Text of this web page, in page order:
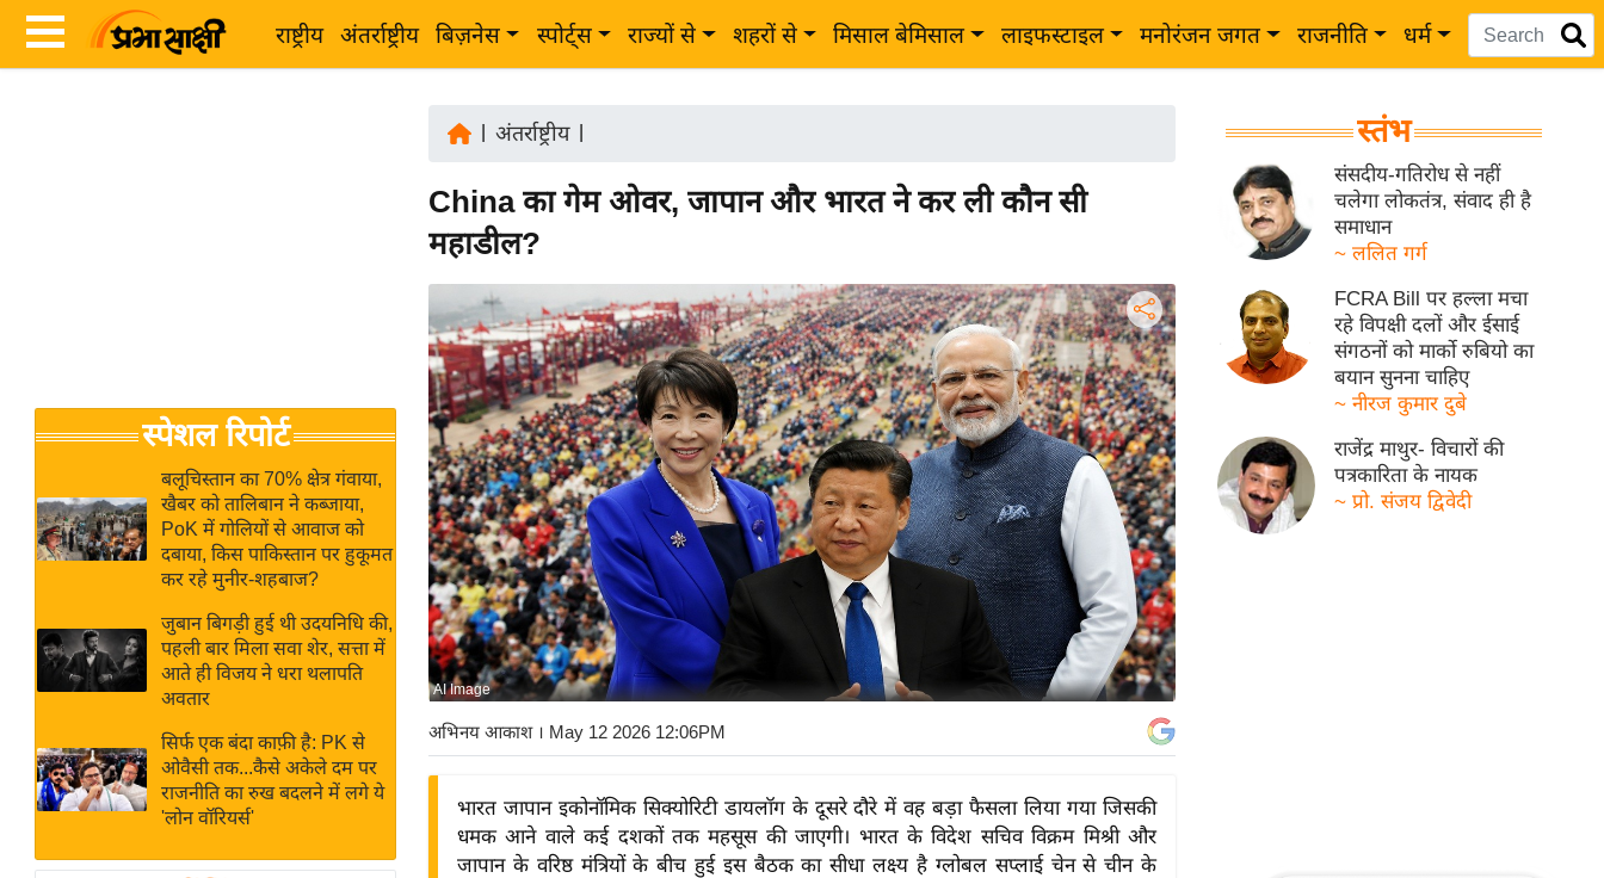
राष्ट्रीय अंतर्राष्ट्रीय बिज़नेस स्पोर्ट्स राज्यों से शहरों से मिसाल बेमिसाल लाइफस्टाइल मनोरंजन जगत राजनीति धर्म
Breaking
News in
Hindi
Hindi
Videos
जगत
राय
बजट
IPL
2026
ई-पेपर
मिसाल बेमिसाल
शख्सियत
यंग इंडिया
स्पेशल रिपोर्ट
बलूचिस्तान का 70% क्षेत्र गंवाया,
खैबर को तालिबान ने कब्जाया,
PoK में गोलियों से आवाज को
दबाया, किस पाकिस्तान पर हुकूमत
कर रहे मुनीर-शहबाज?
जुबान बिगड़ी हुई थी उदयनिधि की,
पहली बार मिला सवा शेर, सत्ता में
आते ही विजय ने धरा थलापति
अवतार
सिर्फ एक बंदा काफ़ी है: PK से
ओवैसी तक...कैसे अकेले दम पर
राजनीति का रुख बदलने में लगे ये
'लोन वॉरियर्स'
अंतर्राष्ट्रीय|
China का गेम ओवर, जापान और भारत ने कर ली कौन सी
महाडील?
AI Image
अभिनय आकाश। May 12 2026 12:06PM
भारत जापान इकोनॉमिक सिक्योरिटी डायलॉग के दूसरे दौरे में वह बड़ा फैसला लिया गया जिसकी
धमक आने वाले कई दशकों तक महसूस की जाएगी। भारत के विदेश सचिव विक्रम मिश्री और
जापान के वरिष्ठ मंत्रियों के बीच हुई इस बैठक का सीधा लक्ष्य है ग्लोबल सप्लाई चेन से चीन के
स्तंभ
संसदीय-गतिरोध से नहीं
चलेगा लोकतंत्र, संवाद ही है
समाधान
~ ललित गर्ग
FCRA Bill पर हल्ला मचा
रहे विपक्षी दलों और ईसाई
संगठनों को मार्को रुबियो का
बयान सुनना चाहिए
~ नीरज कुमार दुबे
राजेंद्र माथुर- विचारों की
पत्रकारिता के नायक
~ प्रो. संजय द्विवेदी